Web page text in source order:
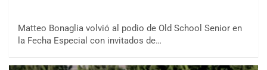
Matteo Bonaglia volvió al podio de Old School Senior en
la Fecha Especial con invitados de…